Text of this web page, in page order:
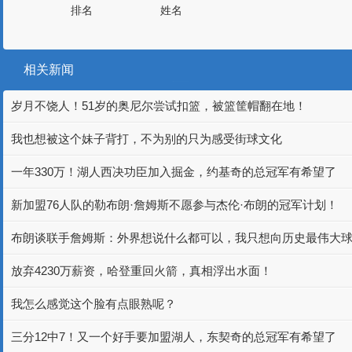
排名 姓名
相关新闻
岁月不饶人！51岁的奥尼尔尝试扣篮，被篮筐帽翻在地！
我也想被这个妹子背打，不为别的只为感受街球文化
一年330万！湖人西决功臣加入掘金，约基奇的总冠军有希望了
新加盟76人队的勒布朗·詹姆斯不愿参与杰伦·布朗的冠军计划！
布朗谈联手詹姆斯：外界想说什么都可以，我只想向历史最伟大
放弃4230万薪资，哈登重回火箭，真相浮出水面！
我怎么感觉这个脸有点眼熟呢？
三分12中7！又一个好手要加盟湖人，东契奇的总冠军有希望了